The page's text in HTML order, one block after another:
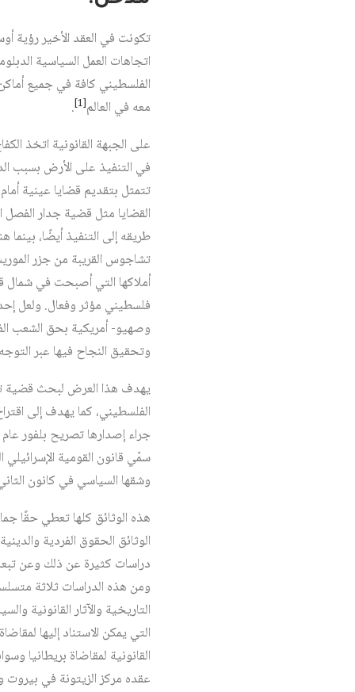
تكونت في العقد الأخير رؤية
اتجاهات العمل السياسية
الفلسطيني كافة في جميع
معه في العالم[1]
.
على الجبهة القانونية اتخذ
في التنفيذ على الأرض بسبب
تتمثل بتقديم قضايا عينية
طريقه إلى التنفيذ أيضًا،
تشاجوس القريبة من جزر
أملاكها التي أصبحت في شمال
وصهيو- أمريكية بحق الشعب
وتحقيق النجاح فيها عبر
يهدف هذا العرض لبحث قضية
الفلسطيني، كما يهدف إلى
وشقها السياسي في كانون الثاني/
هذه الوثائق كلها تعطي حقًا
الوثائق الحقوق الفردية
ومن هذه الدراسات ثلاثة
التاريخية والآثار
التي يمكن الاستناد إليها
القانونية لمقاضاة بريطانيا
عقده مركز الزيتونة في